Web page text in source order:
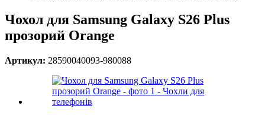
Чохол для Samsung Galaxy S26 Plus
прозорий Orange
Артикул: 28590040093-980088